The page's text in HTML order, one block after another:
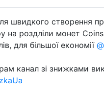
швидкого створення
на роздліли монет
для більшої економії
канал зі знижками